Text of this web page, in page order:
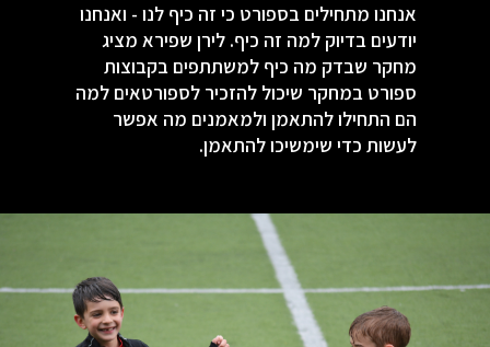
אנחנו מתחילים בספורט כי זה כיף לנו - ואנחנו
יודעים בדיוק למה זה כיף. לירן שפירא מציג
מחקר שבדק מה כיף למשתתפים בקבוצות
ספורט במחקר שיכול להזכיר לספורטאים למה
הם התחילו להתאמן ולמאמנים מה אפשר
לעשות כדי שימשיכו להתאמן.